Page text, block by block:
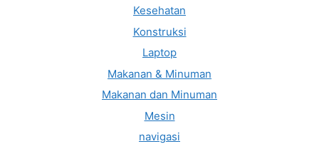
Kesehatan
Konstruksi
Laptop
Makanan & Minuman
Makanan dan Minuman
Mesin
navigasi